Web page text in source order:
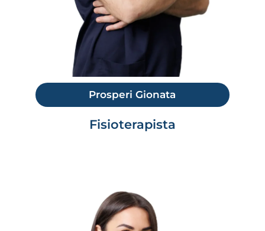
Prosperi Gionata
Fisioterapista